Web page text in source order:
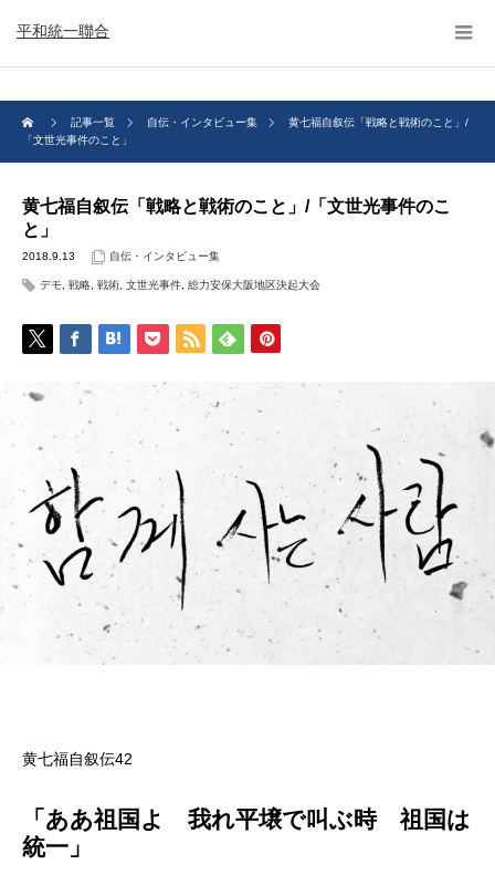
平和統一聯合
記事一覧 自伝・インタビュー集
黄七福自叙伝「戦略と戦術のこと」/
「文世光事件のこと」
黄七福自叙伝「戦略と戦術のこと」/「文世光事件のこ
と」
2018.9.13 自伝・インタビュー集
デモ 戦略 戦術 文世光事件 総力安保大阪地区決起大会
黄七福自叙伝42
「ああ祖国よ 我れ平壌で叫ぶ時 祖国は
統一」